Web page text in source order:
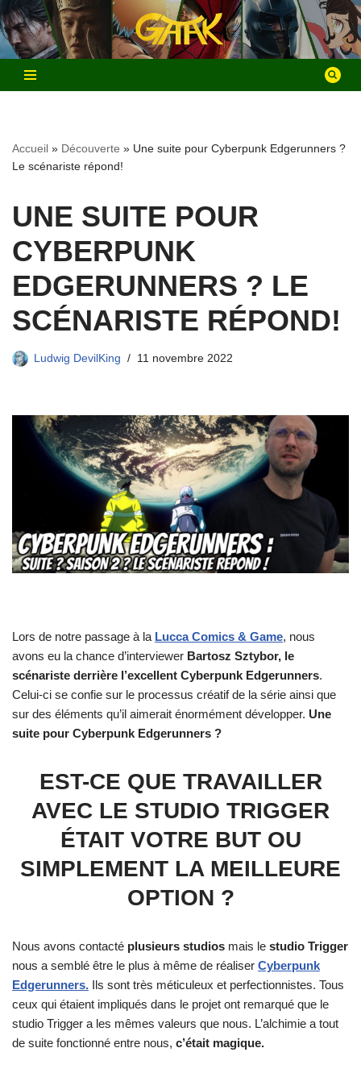
Aller
au
contenu
Accueil » Découverte » Une suite pour Cyberpunk Edgerunners ?
Le scénariste répond!
UNE SUITE POUR
CYBERPUNK
EDGERUNNERS ? LE
SCÉNARISTE RÉPOND!
Ludwig DevilKing 11 novembre 2022
Lors de notre passage à la Lucca Comics & Game, nous
avons eu la chance d’interviewer Bartosz Sztybor, le
scénariste derrière l’excellent Cyberpunk Edgerunners.
Celui-ci se confie sur le processus créatif de la série ainsi que
sur des éléments qu’il aimerait énormément développer. Une
suite pour Cyberpunk Edgerunners ?
EST-CE QUE TRAVAILLER
AVEC LE STUDIO TRIGGER
ÉTAIT VOTRE BUT OU
SIMPLEMENT LA MEILLEURE
OPTION ?
Nous avons contacté plusieurs studios mais le studio Trigger
nous a semblé être le plus à même de réaliser Cyberpunk
Edgerunners.
Ils sont très méticuleux et perfectionnistes. Tous
ceux qui étaient impliqués dans le projet ont remarqué que le
studio Trigger a les mêmes valeurs que nous. L’alchimie a tout
de suite fonctionné entre nous, c’était magique.